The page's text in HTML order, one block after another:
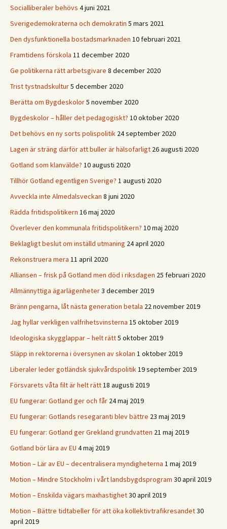
Socialliberaler behövs 4 juni 2021
Sverigedemokraterna och demokratin 5 mars 2021
Den dysfunktionella bostadsmarknaden 10 februari 2021
Framtidens förskola 11 december 2020
Ge politikerna rätt arbetsgivare 8 december 2020
Trist tystnadskultur5 december 2020
Berätta om Bygdeskolor5 november 2020
Bygdeskolor – håller det pedagogiskt? 10 oktober 2020
Det behövs en ny sorts polispolitik 24 september 2020
Lagen är sträng därför att buller är hälsofarligt 26 augusti 2020
Gotland som klanvälde? 10 augusti 2020
Tillhör Gotland egentligen Sverige? 1 augusti 2020
Avveckla inte Almedalsveckan 8 juni 2020
Rädda fritidspolitikern 16 maj 2020
Överlever den kommunala fritidspolitikern? 10 maj 2020
Beklagligt beslut om inställd utmaning 24 april 2020
Rekonstruera mera 11 april 2020
Alliansen – frisk på Gotland men död i riksdagen 25 februari 2020
Allmännyttiga ägarlägenheter3 december 2019
Bränn pengarna, låt nästa generation betala 22 november 2019
Jag hyllar verkligen valfrihetsvinsterna 15 oktober 2019
Ideologiska skygglappar – helt rätt5 oktober 2019
Släpp in rektorerna i översynen av skolan 1 oktober 2019
Liberaler leder gotländsk sjukvårdspolitik19 september 2019
Försvarets våta filt är helt rätt18 augusti 2019
EU fungerar: Gotland ger och får 24 maj 2019
EU fungerar: Gotlands resegaranti blev bättre 23 maj 2019
EU fungerar: Gotland ger Grekland grundvatten 21 maj 2019
Gotland bör lära av EU 4 maj 2019
Motion – Lär av EU – decentralisera myndigheterna 1 maj 2019
Motion – Mindre Stockholm i vårt landsbygdsprogram 30 april 2019
Motion – Enskilda vägars maxhastighet30 april 2019
Motion – Bättre tidtabeller för att öka kollektivtrafikresandet30
april 2019